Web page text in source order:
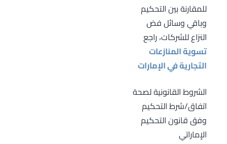
للمقارنة بين التحكيم
وباقي وسائل فض
النزاع للشركات، راجع
تسوية المنازعات
التجارية في الإمارات
الشروط القانونية لصحة
اتفاق/شرط التحكيم
وفق قانون التحكيم
الإماراتي